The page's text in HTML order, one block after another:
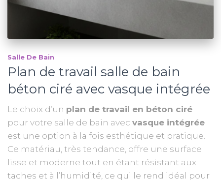
Salle De Bain
Plan de travail salle de bain
béton ciré avec vasque intégrée
Le choix d’un plan de travail en béton ciré
pour votre salle de bain avec vasque intégrée
est une option à la fois esthétique et pratique.
Ce matériau, très tendance, offre une surface
lisse et moderne tout en étant résistant aux
taches et à l’humidité, ce qui le rend idéal pour